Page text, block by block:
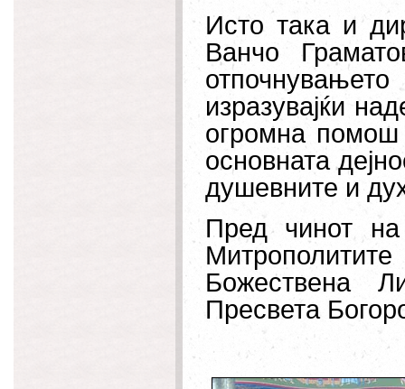
Исто така и
Ванчо
изразувајќи
огромна помош
основната
душевните и
Пред чинот на
Божествена
Пресвета